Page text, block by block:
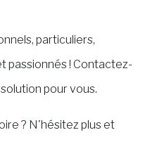
particuliers,
passionnés ! Contactez-
pour vous.
? N'hésitez plus et